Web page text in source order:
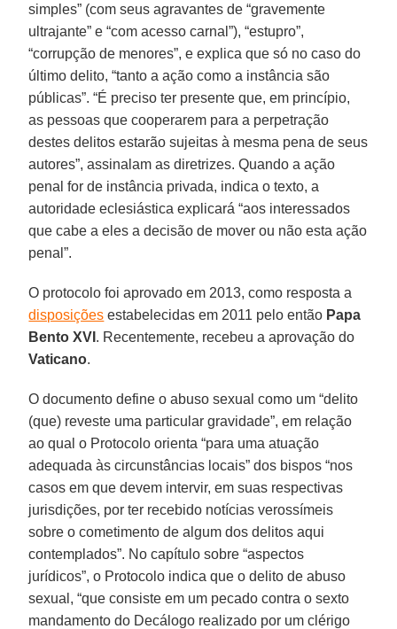
simples” (com seus agravantes de “gravemente
ultrajante” e “com acesso carnal”), “estupro”,
“corrupção de menores”, e explica que só no caso do
último delito, “tanto a ação como a instância são
públicas”. “É preciso ter presente que, em princípio,
as pessoas que cooperarem para a perpetração
destes delitos estarão sujeitas à mesma pena de seus
autores”, assinalam as diretrizes. Quando a ação
penal for de instância privada, indica o texto, a
autoridade eclesiástica explicará “aos interessados
que cabe a eles a decisão de mover ou não esta ação
penal”.
O protocolo foi aprovado em 2013, como resposta a
disposições estabelecidas em 2011 pelo então Papa
Bento XVI . Recentemente, recebeu a aprovação do
Vaticano.
O documento define o abuso sexual como um “delito
(que) reveste uma particular gravidade”, em relação
ao qual o Protocolo orienta “para uma atuação
adequada às circunstâncias locais” dos bispos “nos
casos em que devem intervir, em suas respectivas
jurisdições, por ter recebido notícias verossímeis
sobre o cometimento de algum dos delitos aqui
contemplados”. No capítulo sobre “aspectos
jurídicos”, o Protocolo indica que o delito de abuso
sexual, “que consiste em um pecado contra o sexto
mandamento do Decálogo realizado por um clérigo